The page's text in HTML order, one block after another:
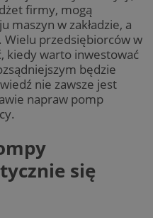
firmy, mogą
maszyn w zakładzie, a
Wielu przedsiębiorców w
kiedy warto inwestować
będzie
nie zawsze jest
napraw pomp
się